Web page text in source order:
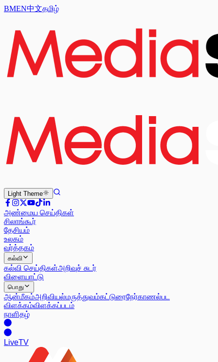
BMEN中文தமிழ்
Light Theme
அண்மைய செய்திகள்
சிலாங்கூர்
தேசியம்
உலகம்
வர்த்தகம்
கல்வி
கல்வி செய்திகள்அறிவுச் சுடர்
விளையாட்டு
பொது
ஆன்மீகம்அறிவியல்மருத்துவம்கட்டுரைநேர்காணல்பட
விளக்கம்விளக்கப்படம்
நாளிதழ்
LiveTV